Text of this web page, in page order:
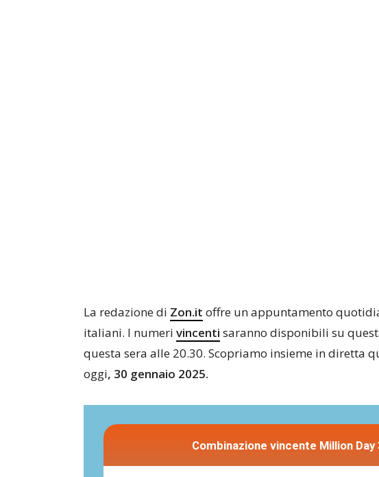
La redazione di Zon.it offre un appuntamento
italiani. I numeri vincenti saranno disponibili su
questa sera alle 20.30. Scopriamo insieme in diretta
oggi, 30 gennaio 2025.
Combinazione vincente Million Day